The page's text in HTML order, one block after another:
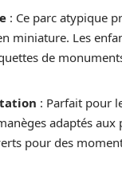
: Ce parc atypique
miniature. Les
de
: Parfait pour
adaptés aux
pour des